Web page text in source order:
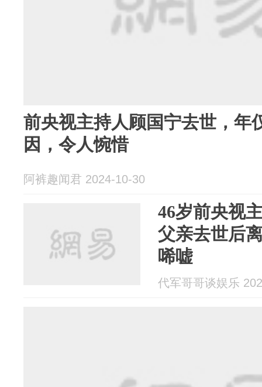
前央视主持人顾国宁去世，年
因，令人惋惜
阿裤趣闻君 2024-10-30
46岁前央视
父亲去世后
唏嘘
代军哥哥谈娱乐